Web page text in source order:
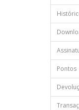
Pontos